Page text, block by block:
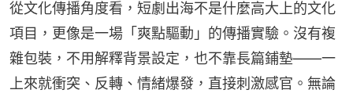
從文化傳播角度看，短劇出海不是什麼高大上的文化
項目，更像是一場「爽點驅動」的傳播實驗。沒有複
雜包裝，不用解釋背景設定，也不靠長篇鋪墊——一
上來就衝突、反轉、情緒爆發，直接刺激感官。無論